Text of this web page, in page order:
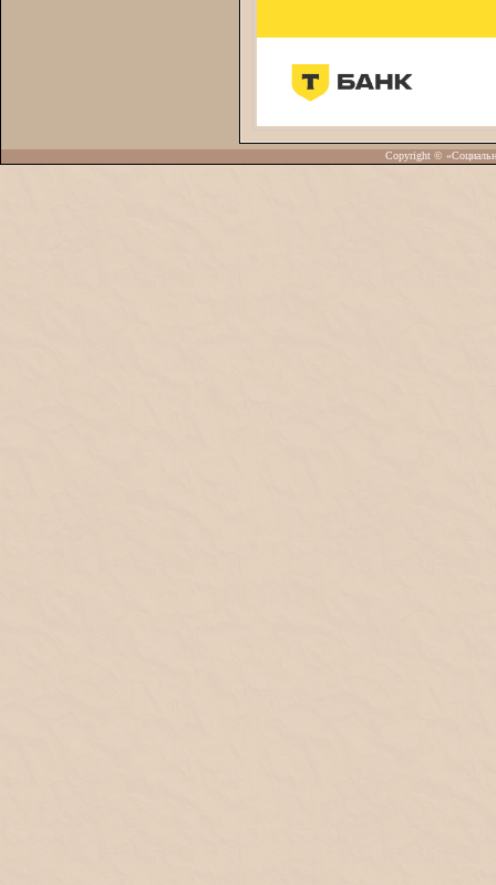
Copyright ©